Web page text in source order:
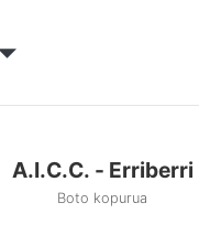
A.I.C.C. - Erriberri
Boto kopurua